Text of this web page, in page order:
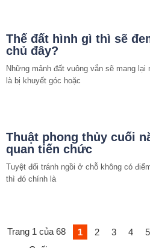
Thế đất hình gì thì sẽ
chủ đây?
Những mảnh đất vuông vắn sẽ mang
là bị khuyết góc hoặc
Thuật phong thủy cuối
quan tiến chức
Tuyệt đối tránh ngồi ở chỗ không có
thì đó chính là
Trang 1 của 68 1 2 3 4 5